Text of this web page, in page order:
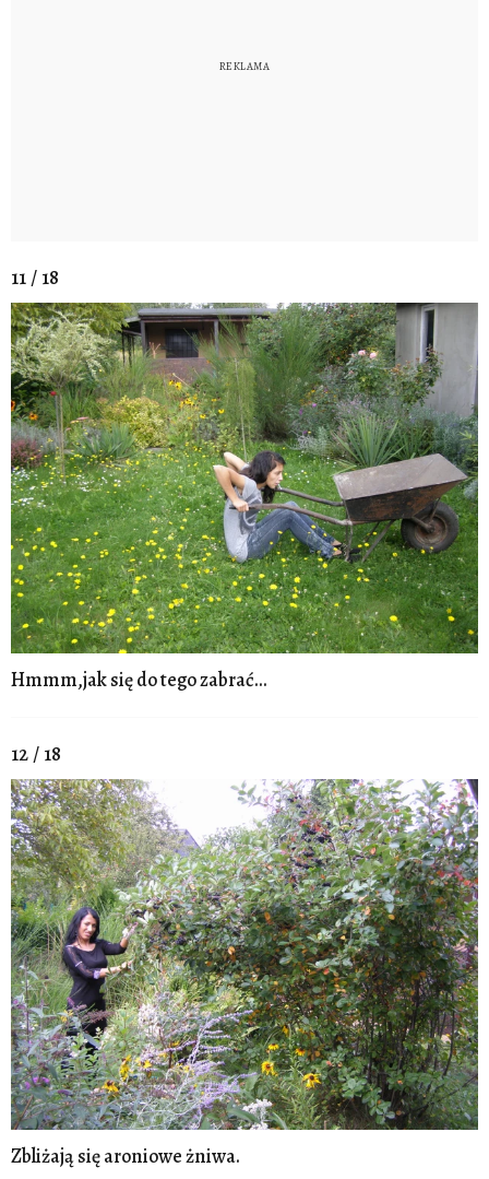
11 / 18
Hmmm,jak się do tego zabrać...
12 / 18
Zbliżają się aroniowe żniwa.